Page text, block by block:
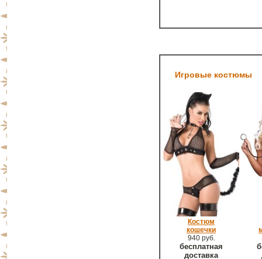
Игровые костюмы
Костюм
кошечки
940 руб.
бесплатная
доставка